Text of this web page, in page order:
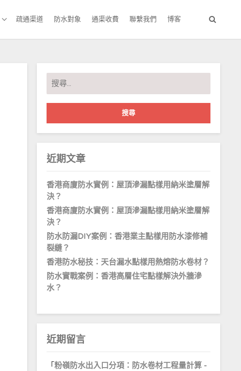
疏通渠道 防水對象 通渠收費 聯繫我們 博客
搜
尋
關
字:
近期文章
香港商廈防水實例：屋頂滲漏點樣用納米塗層解
決？
香港商廈防水實例：屋頂滲漏點樣用納米塗層解
決？
防水防漏DIY案例：香港業主點樣用防水漆修補
裂縫？
香港防水秘技：天台漏水點樣用熱熔防水卷材？
防水實戰案例：香港高層住宅點樣解決外牆滲
水？
近期留言
「粉嶺防水出入口分項：防水卷材工程量計算 -